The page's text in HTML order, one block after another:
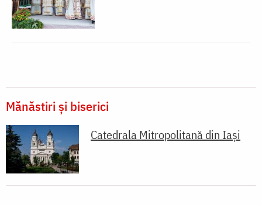
Mănăstiri și biserici
Catedrala Mitropolitană din Iaşi